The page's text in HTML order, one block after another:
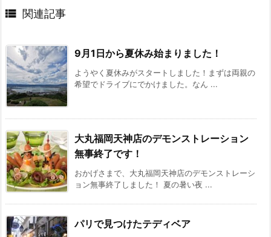
 関連記事
9月1日から夏休み始まりました！
ようやく夏休みがスタートしました！まずは両親の
希望でドライブにでかけました。なん ...
大丸福岡天神店のデモンストレーション
無事終了です！
おかげさまで、大丸福岡天神店のデモンストレーシ
ョン無事終了しました！ 夏の暑い夜 ...
パリで見つけたテディベア